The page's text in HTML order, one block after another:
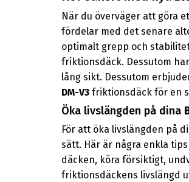
När du överväger att göra
fördelar med det senare
optimalt grepp och
friktionsdäck. Dessutom har
lång sikt. Dessutom
DM-V3friktionsdäck för en
Öka livslängden på dina
För att öka livslängden på
sätt. Här är några enkla
däcken, köra försiktigt,
friktionsdäckens livslängd